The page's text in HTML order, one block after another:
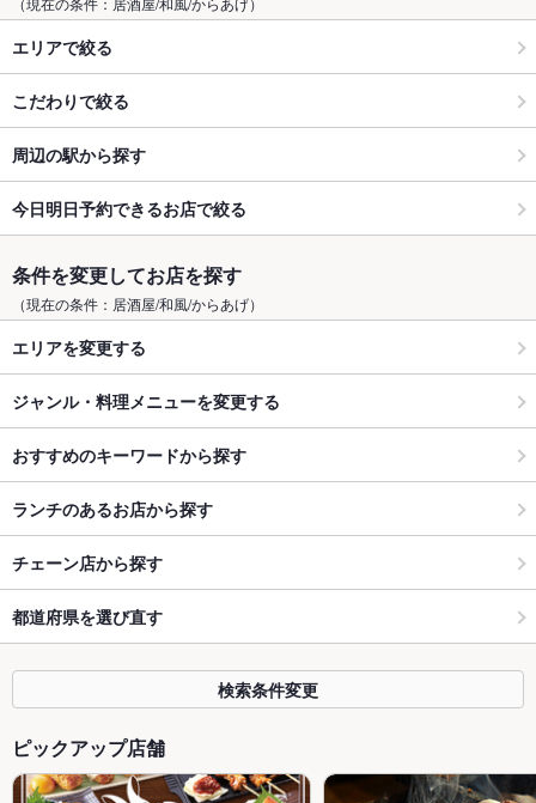
エリアで絞る
こだわりで絞る
周辺の駅から探す
今日明日予約できるお店で絞る
条件を変更してお店を探す
（現在の条件：居酒屋/和風/からあげ）
エリアを変更する
ジャンル・料理メニューを変更する
おすすめのキーワードから探す
ランチのあるお店から探す
チェーン店から探す
都道府県を選び直す
検索条件変更
ピックアップ店舗